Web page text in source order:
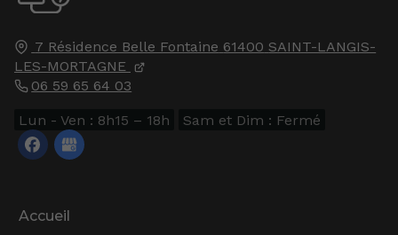
7 Résidence Belle Fontaine 61400 SAINT-LANGIS-
LES-MORTAGNE
06 59 65 64 03
Lun - Ven : 8h15 – 18h
Sam et Dim : Fermé
Accueil